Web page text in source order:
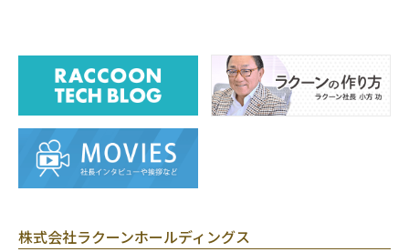
株式会社ラクーンホールディングス